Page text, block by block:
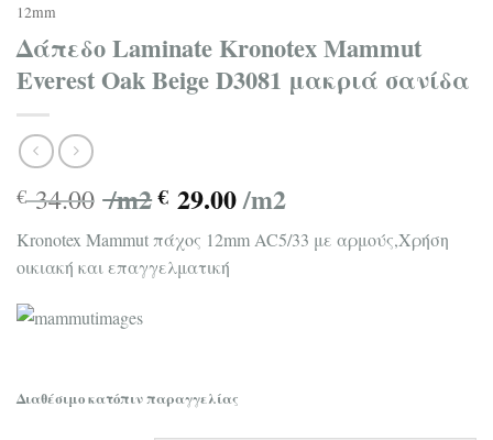
12mm
Δάπεδο Laminate Kronotex Mammut
Everest Oak Beige D3081 μακριά σανίδα
€34.00 /m2 € 29.00/m2
Kronotex Mammut πάχος 12mm AC5/33 με αρμούς,Χρήση
οικιακή και επαγγελματική
Διαθέσιμο κατόπιν παραγγελίας